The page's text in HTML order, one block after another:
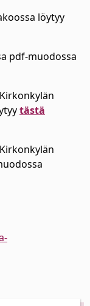
löytyy
pdf-muodossa
tästä